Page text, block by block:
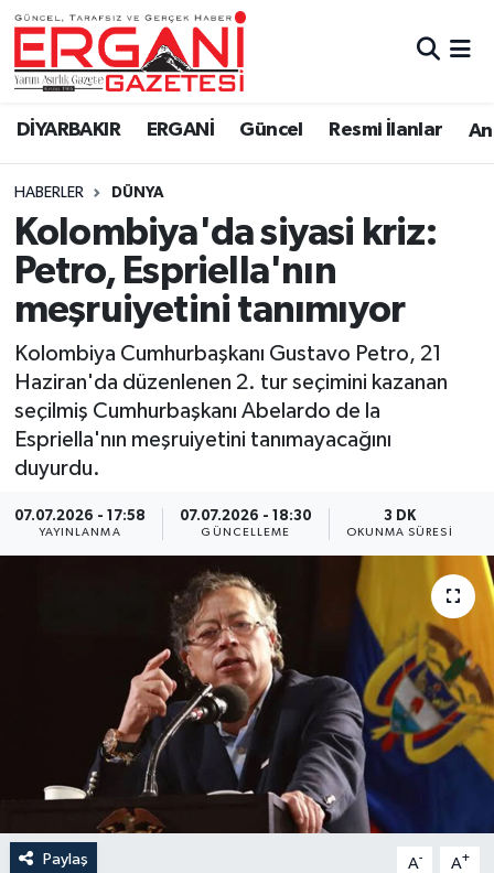
DİYARBAKIR ERGANİ Güncel Resmi İlanlar
HABERLER DÜNYA
Kolombiya'da siyasi kriz:
Petro, Espriella'nın
meşruiyetini tanımıyor
Kolombiya Cumhurbaşkanı Gustavo Petro, 21
Haziran'da düzenlenen 2. tur seçimini kazanan
seçilmiş Cumhurbaşkanı Abelardo de la
Espriella'nın meşruiyetini tanımayacağını
duyurdu.
07.07.2026 - 17:58
YAYINLANMA
07.07.2026 - 18:30
GÜNCELLEME
3 DK
OKUNMA SÜRESI
Paylaş A- A+
DİYARBAKIR
BİSMİL
BAĞLAR
ERGANİ
Güncel
Resmi İlanlar
Sağlık
Si̇yaset
Spor
Yaşam
Bi̇li̇m & Teknoloji̇
Eği̇ti̇m
Ergani Nöbetçi Eczaneler
Ergani Hava Durumu
Ergani Trafik Yoğunluk Haritası
Süper Lig Puan Durumu ve Fikstür
Tüm Manşetler
Son Dakika Haberleri
Haber Arşivi